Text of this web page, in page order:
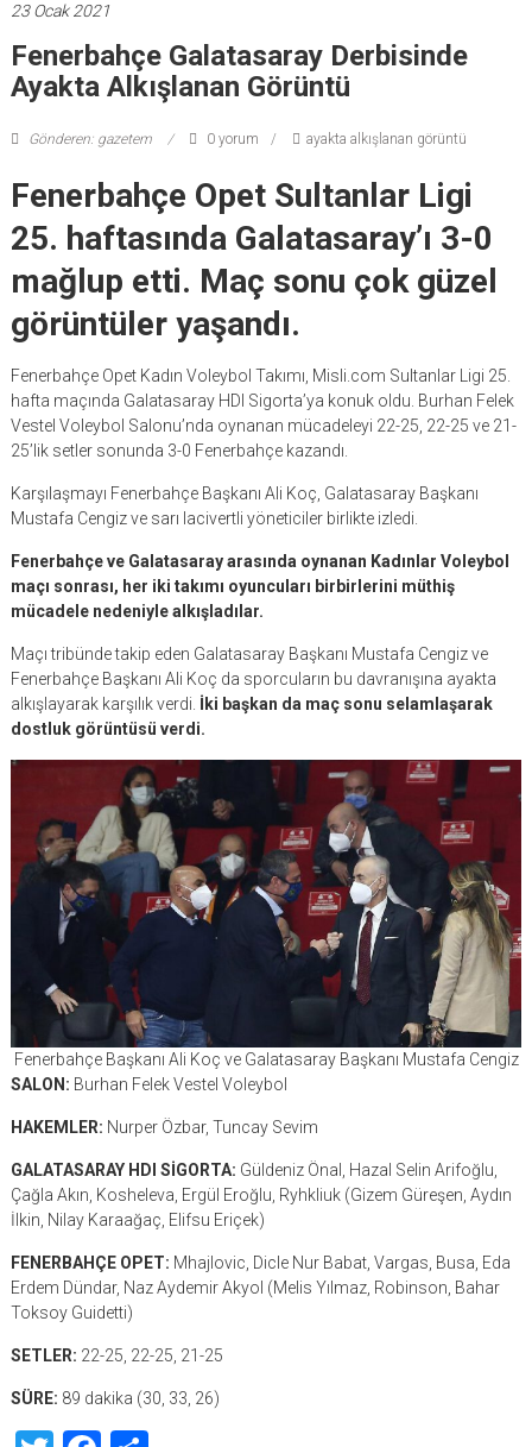
23 Ocak 2021
Fenerbahçe Galatasaray Derbisinde
Ayakta Alkışlanan Görüntü
Gönderen: gazetem 0 yorum ayakta alkışlanan görüntü
Fenerbahçe Opet Sultanlar Ligi
25. haftasında Galatasaray’ı 3-0
mağlup etti. Maç sonu çok güzel
görüntüler yaşandı.
Fenerbahçe Opet Kadın Voleybol Takımı, Misli.com Sultanlar Ligi 25.
hafta maçında Galatasaray HDI Sigorta’ya konuk oldu. Burhan Felek
Vestel Voleybol Salonu’nda oynanan mücadeleyi 22-25, 22-25 ve 21-
25’lik setler sonunda 3-0 Fenerbahçe kazandı.
Karşılaşmayı Fenerbahçe Başkanı Ali Koç, Galatasaray Başkanı
Mustafa Cengiz ve sarı lacivertli yöneticiler birlikte izledi.
Fenerbahçe ve Galatasaray arasında oynanan Kadınlar Voleybol
maçı sonrası, her iki takımı oyuncuları birbirlerini müthiş
mücadele nedeniyle alkışladılar.
Maçı tribünde takip eden Galatasaray Başkanı Mustafa Cengiz ve
Fenerbahçe Başkanı Ali Koç da sporcuların bu davranışına ayakta
alkışlayarak karşılık verdi. İki başkan da maç sonu selamlaşarak
dostluk görüntüsü verdi.
Fenerbahçe Başkanı Ali Koç ve Galatasaray Başkanı Mustafa Cengiz
SALON: Burhan Felek Vestel Voleybol
HAKEMLER: Nurper Özbar, Tuncay Sevim
GALATASARAY HDI SİGORTA: Güldeniz Önal, Hazal Selin Arifoğlu,
Çağla Akın, Kosheleva, Ergül Eroğlu, Ryhkliuk (Gizem Güreşen, Aydın
İlkin, Nilay Karaağaç, Elifsu Eriçek)
FENERBAHÇE OPET: Mhajlovic, Dicle Nur Babat, Vargas, Busa, Eda
Erdem Dündar, Naz Aydemir Akyol (Melis Yılmaz, Robinson, Bahar
Toksoy Guidetti)
SETLER: 22-25, 22-25, 21-25
SÜRE: 89 dakika (30, 33, 26)